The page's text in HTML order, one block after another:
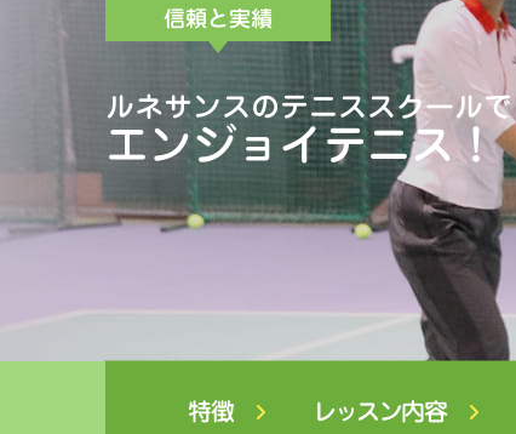
信頼と実績
ルネサンスのテニススクールで
エンジョイテニス！
特徴 レッスン内容